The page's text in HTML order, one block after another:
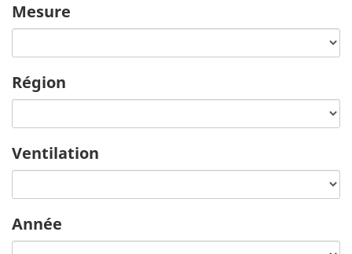
Mesure
Région
Ventilation
Année